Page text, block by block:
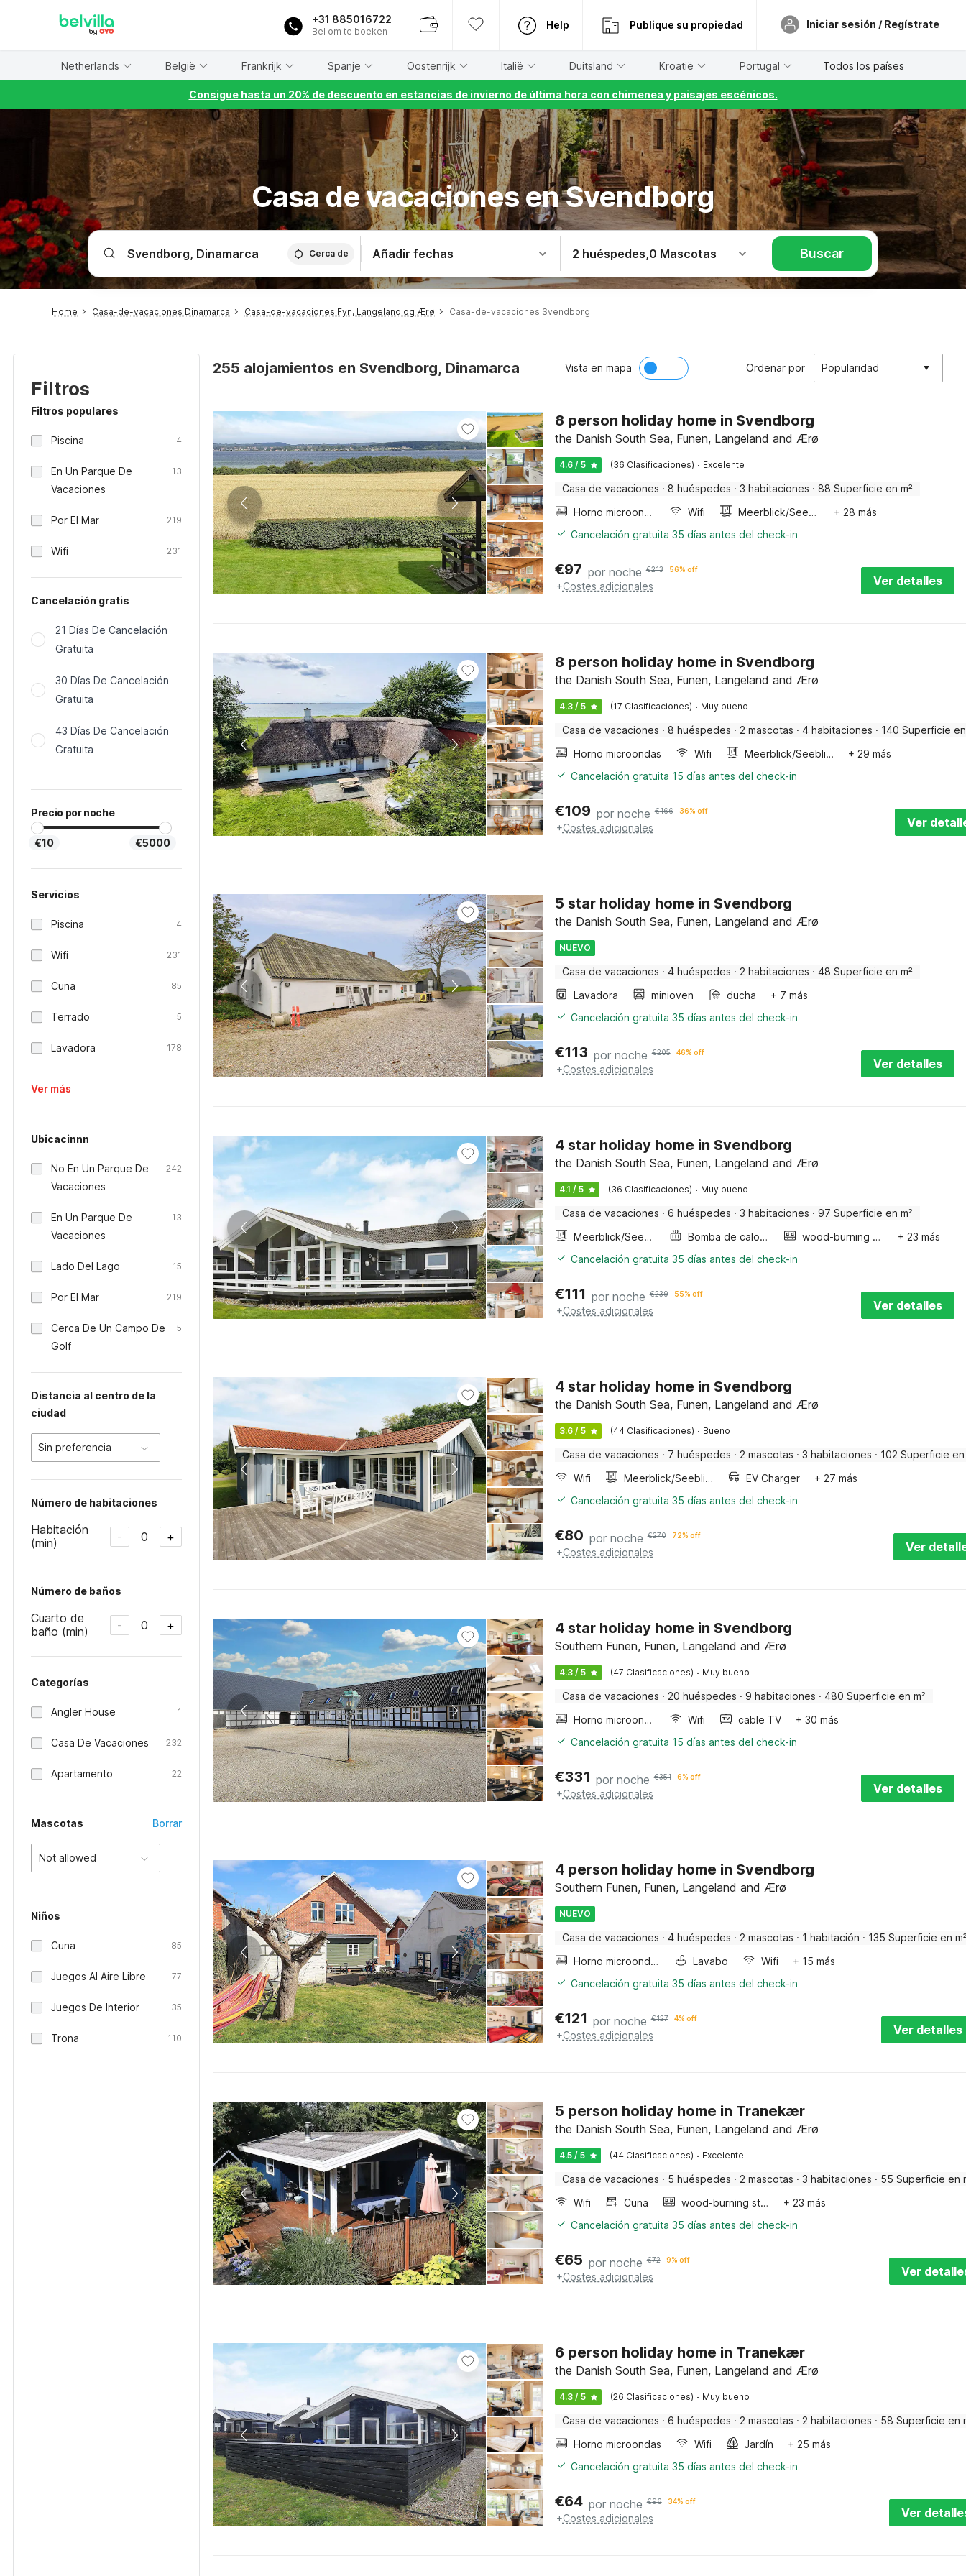
+31 885016722
Bel om te boeken
Help Publique su propiedad Iniciar sesión / Regístrate
Netherlands België Frankrijk Spanje Oostenrijk Italië Duitsland Kroatië Portugal Todos los países
Consigue hasta un 20% de descuento en estancias de invierno de última hora con chimenea y paisajes escénicos.
Casa de vacaciones en Svendborg
Cerca de Añadir fechas 2 huéspedes,0 Mascotas Buscar
Home Casa-de-vacaciones Dinamarca Casa-de-vacaciones Fyn, Langeland og Ærø Casa-de-vacaciones Svendborg
Filtros
Filtros populares
Piscina 4
En Un Parque De
Vacaciones
13
Por El Mar 219
Wifi 231
Cancelación gratis
21 Días De Cancelación
Gratuita
30 Días De Cancelación
Gratuita
43 Días De Cancelación
Gratuita
Precio por noche
€10 €5000
Servicios
Piscina 4
Wifi 231
Cuna 85
Terrado 5
Lavadora 178
Ver más
Ubicacinnn
No En Un Parque De
Vacaciones
242
En Un Parque De
Vacaciones
13
Lado Del Lago 15
Por El Mar 219
Cerca De Un Campo De
Golf
5
Distancia al centro de la
ciudad
Sin preferencia
Número de habitaciones
Habitación
(min)
- 0 +
Número de baños
Cuarto de
baño (min)
- 0 +
Categorías
Angler House 1
Casa De Vacaciones 232
Apartamento 22
Mascotas Borrar
Not allowed
Niños
Cuna 85
Juegos Al Aire Libre 77
Juegos De Interior 35
Trona 110
255 alojamientos en Svendborg, Dinamarca Vista en mapa Ordenar por Popularidad
8 person holiday home in Svendborg
the Danish South Sea, Funen, Langeland and Ærø
4.6 / 5 (36 Clasificaciones) · Excelente
Casa de vacaciones · 8 huéspedes · 3 habitaciones · 88 Superficie en m²
Horno microondas
Wifi Meerblick/Seeblick
+ 28 más
Cancelación gratuita 35 días antes del check-in
€97 por noche €213 56% off
+Costes adicionales Ver detalles
8 person holiday home in Svendborg
the Danish South Sea, Funen, Langeland and Ærø
4.3 / 5 (17 Clasificaciones) · Muy bueno
Casa de vacaciones · 8 huéspedes · 2 mascotas · 4 habitaciones · 140 Superficie en
Horno microondas
Wifi Meerblick/Seeblick
+ 29 más
Cancelación gratuita 15 días antes del check-in
€109 por noche €166 36% off
+Costes adicionales Ver
5 star holiday home in Svendborg
the Danish South Sea, Funen, Langeland and Ærø
NUEVO
Casa de vacaciones · 4 huéspedes · 2 habitaciones · 48 Superficie en m²
Lavadora
minioven ducha
+ 7 más
Cancelación gratuita 35 días antes del check-in
€113 por noche €205 46% off
+Costes adicionales Ver detalles
4 star holiday home in Svendborg
the Danish South Sea, Funen, Langeland and Ærø
4.1 / 5 (36 Clasificaciones) · Muy bueno
Casa de vacaciones · 6 huéspedes · 3 habitaciones · 97 Superficie en m²
Meerblick/Seeblick
Bomba de calor aire-aire wood-burning stove
+ 23 más
Cancelación gratuita 35 días antes del check-in
€111 por noche €239 55% off
+Costes adicionales Ver detalles
4 star holiday home in Svendborg
the Danish South Sea, Funen, Langeland and Ærø
3.6 / 5 (44 Clasificaciones) · Bueno
Casa de vacaciones · 7 huéspedes · 2 mascotas · 3 habitaciones · 102 Superficie en
Wifi
Meerblick/Seeblick EV Charger
+ 27 más
Cancelación gratuita 35 días antes del check-in
€80 por noche €270 72% off
+Costes adicionales Ver
4 star holiday home in Svendborg
Southern Funen, Funen, Langeland and Ærø
4.3 / 5 (47 Clasificaciones) · Muy bueno
Casa de vacaciones · 20 huéspedes · 9 habitaciones · 480 Superficie en m²
Horno microondas
Wifi cable TV
+ 30 más
Cancelación gratuita 15 días antes del check-in
€331 por noche €351 6% off
+Costes adicionales Ver detalles
4 person holiday home in Svendborg
Southern Funen, Funen, Langeland and Ærø
NUEVO
Casa de vacaciones · 4 huéspedes · 2 mascotas · 1 habitación · 135 Superficie en
Horno microondas
Lavabo Wifi
+ 15 más
Cancelación gratuita 35 días antes del check-in
€121 por noche €127 4% off
+Costes adicionales Ver detalles
5 person holiday home in Tranekær
the Danish South Sea, Funen, Langeland and Ærø
4.5 / 5 (44 Clasificaciones) · Excelente
Casa de vacaciones · 5 huéspedes · 2 mascotas · 3 habitaciones · 55 Superficie en
Wifi
Cuna wood-burning stove
+ 23 más
Cancelación gratuita 35 días antes del check-in
€65 por noche €72 9% off
+Costes adicionales Ver
6 person holiday home in Tranekær
the Danish South Sea, Funen, Langeland and Ærø
4.3 / 5 (26 Clasificaciones) · Muy bueno
Casa de vacaciones · 6 huéspedes · 2 mascotas · 2 habitaciones · 58 Superficie en
Horno microondas
Wifi Jardín
+ 25 más
Cancelación gratuita 35 días antes del check-in
€64 por noche €96 34% off
+Costes adicionales Ver